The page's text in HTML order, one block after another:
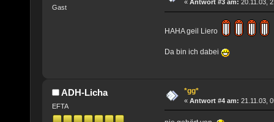
Gast
« Antwort #3 am: 20.11.03,
HAHA geil Liero
Da bin ich dabei
ADH-Licha
EFTA
*gg*
« Antwort #4 am: 21.11.03,